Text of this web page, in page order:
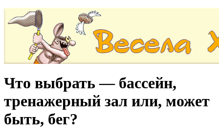
Что выбрать — бассейн,
тренажерный зал или, может
быть, бег?